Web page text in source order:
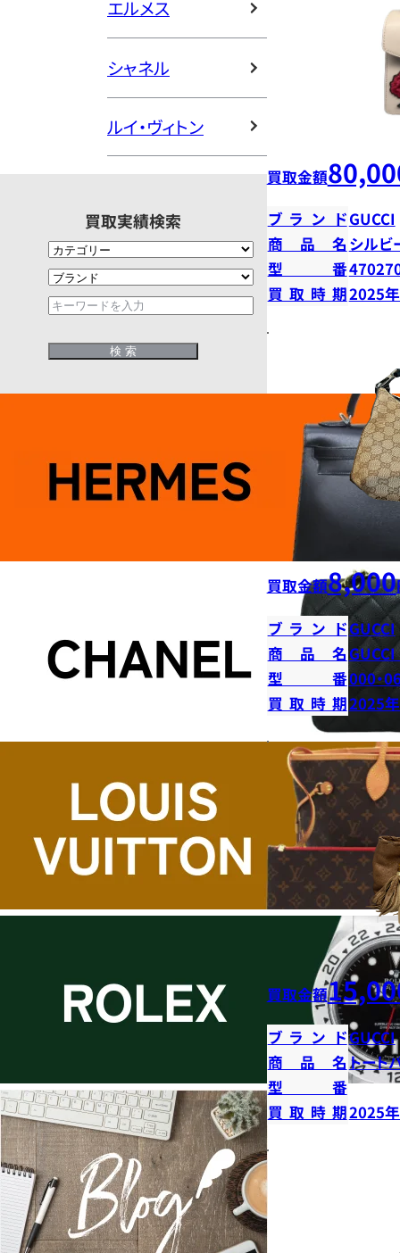
エルメス
シャネル
ルイ・ヴィトン
買取実績検索
買取金額
ブランドGUCCI
商品名 シルビ
型番
買取時期2025
買取金額8,000
ブランドGUCCI
商品名
型番000・
買取時期2025
買取金額
ブランドGUCCI
商品名トート
型番
買取時期2025